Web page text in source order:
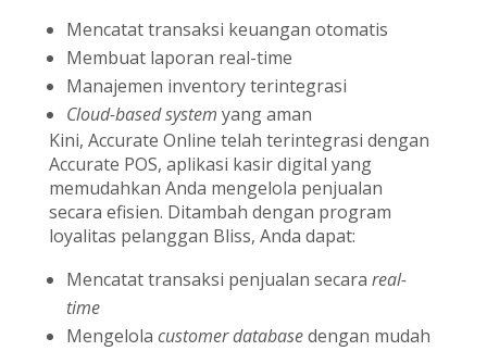
Mencatat transaksi keuangan otomatis
Membuat laporan real-time
Manajemen inventory terintegrasi
Cloud-based system yang aman
Kini, Accurate Online telah terintegrasi dengan
Accurate POS, aplikasi kasir digital yang
memudahkan Anda mengelola penjualan
secara efisien. Ditambah dengan program
loyalitas pelanggan Bliss, Anda dapat:
Mencatat transaksi penjualan secara real-
time
Mengelola customer databasedengan mudah